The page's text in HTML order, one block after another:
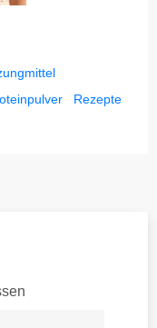
Rezepte